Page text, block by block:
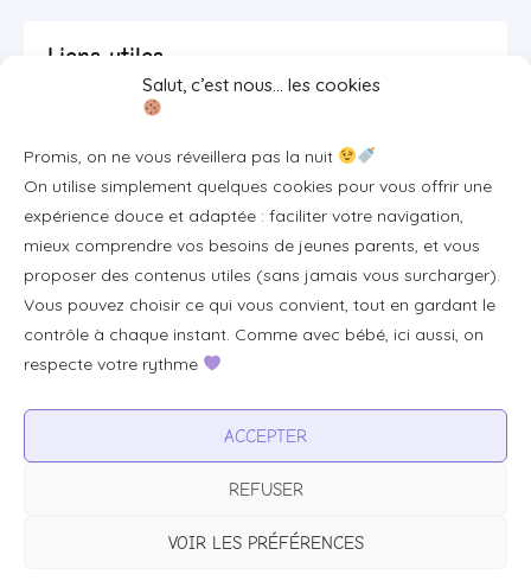
Salut, c’est nous… les cookies
Promis, on ne vous réveillera pas la nuit
On utilise simplement quelques cookies pour vous offrir une
expérience douce et adaptée : faciliter votre navigation,
mieux comprendre vos besoins de jeunes parents, et vous
proposer des contenus utiles (sans jamais vous surcharger).
Vous pouvez choisir ce qui vous convient, tout en gardant le
contrôle à chaque instant. Comme avec bébé, ici aussi, on
respecte votre rythme
ACCEPTER
REFUSER
VOIR LES PRÉFÉRENCES
Liens utiles
Se connecter/S'inscrire
FAQ / Livraison & accès
À propos
Plan du site
Tous les articles
Professionnels & partenariats
Visibilité pour votre marque
Proposer un produit ou un service